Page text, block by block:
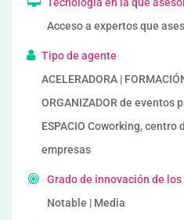
Acceso a expertos que
Tipo de agente
ACELERADORA |
ORGANIZADOR de eventos
ESPACIO Coworking, centro
empresas
Grado de innovación de
Notable | Media